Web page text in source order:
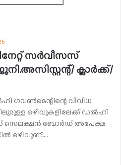
സർവീസസ്
ക്ലാർക്ക്/
ഗവൺമെന്റിന്റെ വിവിധ
ഒഴിവുകളിലേക്ക് ഡൽഹി
സെലക്ഷൻ ബോർഡ് അപേക്ഷ
ഒഴിവുണ്ട്.…